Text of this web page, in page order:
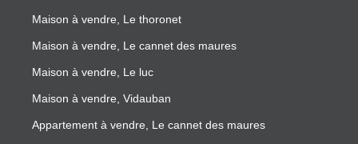
Maison à vendre, Le thoronet
Maison à vendre, Le cannet des maures
Maison à vendre, Le luc
Maison à vendre, Vidauban
Appartement à vendre, Le cannet des maures